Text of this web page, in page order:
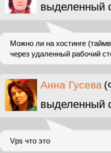
выделенный
Можно ли на хостинге
через удаленный рабочий
Анна Гусева
выделенный
Vps что это